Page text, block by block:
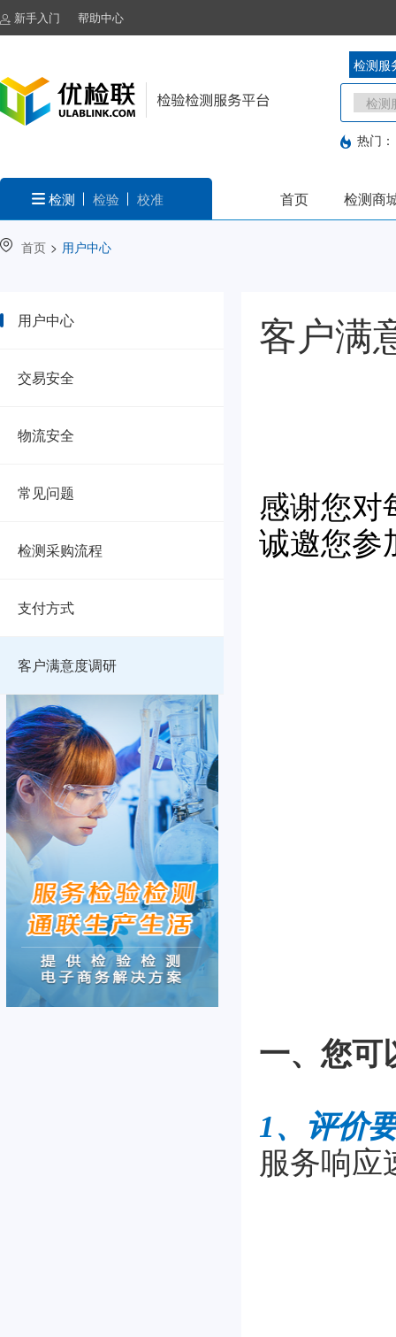
新手入门 帮助中心
检测服
热门：
检测 检验 校准 首页 检测商
首页 > 用户中心
用户中心
交易安全
物流安全
常见问题
检测采购流程
支付方式
客户满意度调研
客户满
感谢您对
诚邀您参
一、您可
1、评价
服务响应